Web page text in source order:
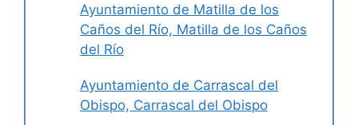
Ayuntamiento de Matilla de los
Caños del Río, Matilla de los Caños
del Río
Ayuntamiento de Carrascal del
Obispo, Carrascal del Obispo